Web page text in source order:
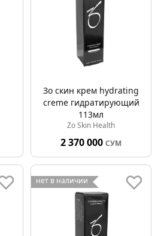
Зо скин крем hydrating
creme гидратирующий
113мл
Zo Skin Health
2 370 000 СУМ
нет в наличии